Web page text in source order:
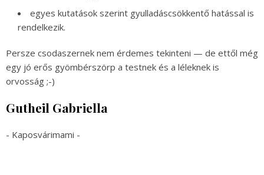
egyes kutatások szerint gyulladáscsökkentő hatással is
rendelkezik.
Persze csodaszernek nem érdemes tekinteni — de ettől még
egy jó erős gyömbérszörp a testnek és a léleknek is
orvosság ;-)
Gutheil Gabriella
- Kaposvárimami -